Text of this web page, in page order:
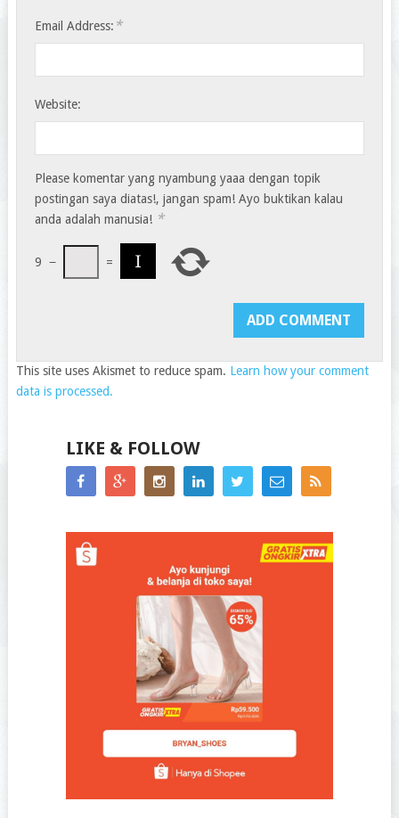
Email Address: *
Website:
Please komentar yang nyambung yaaa dengan topik
postingan saya diatas!, jangan spam! Ayo buktikan kalau
anda adalah manusia! *
9 − =
This site uses Akismet to reduce spam. Learn how your comment
data is processed.
LIKE & FOLLOW